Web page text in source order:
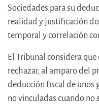
Sociedades para su
realidad y justificación
temporal y correlación
El Tribunal considera
rechazar, al amparo del
deducción fiscal de unos
no vinculadas cuando no